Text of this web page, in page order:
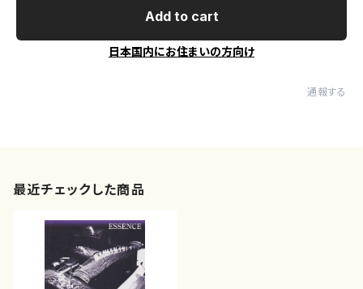
Add to cart
日本国内にお住まいの方向け
通報する
最近チェックした商品